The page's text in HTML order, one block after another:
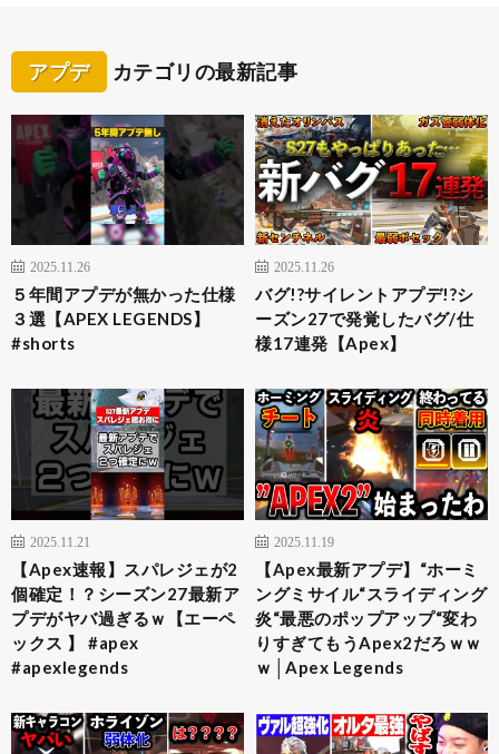
アプデ カテゴリの最新記事
2025.11.26
５年間アプデが無かった仕様
３選【APEX LEGENDS】
#shorts
2025.11.26
バグ!?サイレントアプデ!?シ
ーズン27で発覚したバグ/仕
様17連発【Apex】
2025.11.21
【Apex速報】スパレジェが2
個確定！？シーズン27最新ア
プデがヤバ過ぎるｗ【エーペ
ックス 】 #apex
#apexlegends
2025.11.19
【Apex最新アプデ】“ホーミ
ングミサイル“スライディング
炎“最悪のポップアップ“変わ
りすぎてもうApex2だろｗｗ
ｗ│Apex Legends